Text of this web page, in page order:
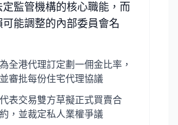
定監管機構的核心職能，而
可能調整的內部委員會名
為全港代理訂定劃一佣金比率，
並審批每份住宅代理協議
代表交易雙方草擬正式買賣合
約，並裁定私人業權爭議